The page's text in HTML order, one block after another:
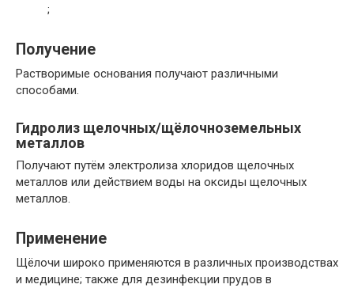
;
Получение
Растворимые основания получают различными
способами.
Гидролиз щелочных/щёлочноземельных
металлов
Получают путём электролиза хлоридов щелочных
металлов или действием воды на оксиды щелочных
металлов.
Применение
Щёлочи широко применяются в различных производствах
и медицине; также для дезинфекции прудов в